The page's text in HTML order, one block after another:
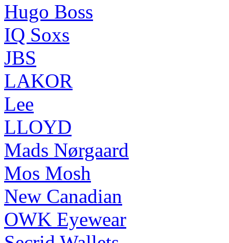
Hugo Boss
IQ Soxs
JBS
LAKOR
Lee
LLOYD
Mads Nørgaard
Mos Mosh
New Canadian
OWK Eyewear